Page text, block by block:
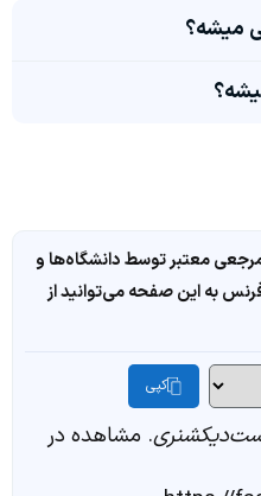
معتبر توسط دانشگاه‌ها و
به این صفحه می‌توانید از
کپی
. مشاهده در